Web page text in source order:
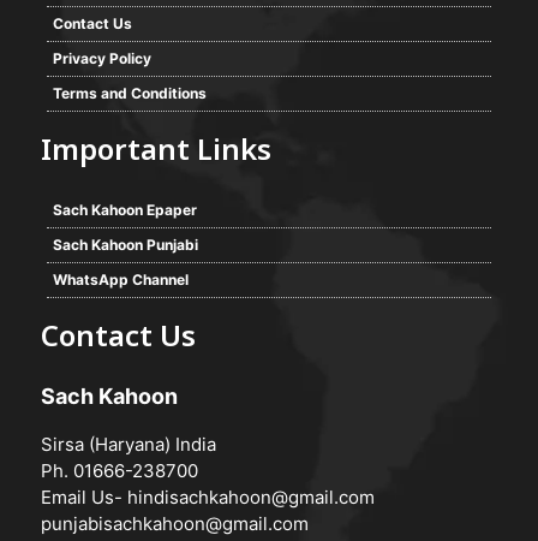
Contact Us
Privacy Policy
Terms and Conditions
Important Links
Sach Kahoon Epaper
Sach Kahoon Punjabi
WhatsApp Channel
Contact Us
Sach Kahoon
Sirsa (Haryana) India
Ph. 01666-238700
Email Us- hindisachkahoon@gmail.com
punjabisachkahoon@gmail.com